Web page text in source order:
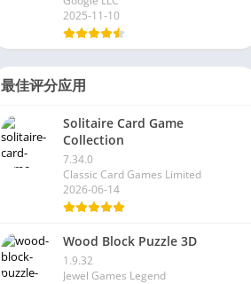
2025-11-10
最佳评分应用
Solitaire Card Game
Collection
7.34.0
Classic Card Games Limited
2026-06-14
Wood Block Puzzle 3D
1.9.32
Jewel Games Legend